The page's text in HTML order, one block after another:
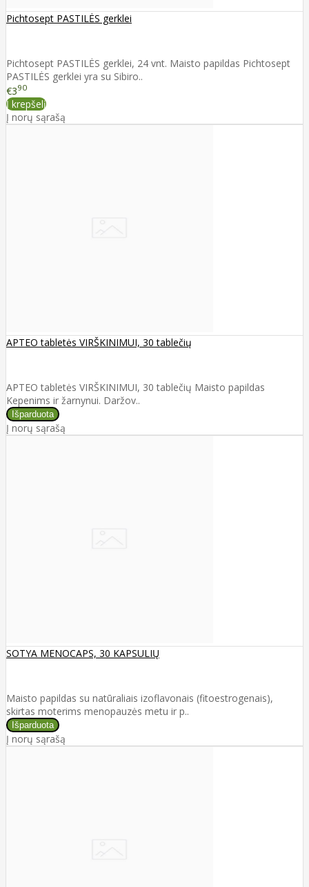
Pichtosept PASTILĖS gerklei
Pichtosept PASTILĖS gerklei, 24 vnt. Maisto papildas Pichtosept
PASTILĖS gerklei yra su Sibiro..
€390
Į krepšelį
Į norų sąrašą
APTEO tabletės VIRŠKINIMUI, 30 tablečių
APTEO tabletės VIRŠKINIMUI, 30 tablečių Maisto papildas
Kepenims ir žarnynui. Daržov..
Į norų sąrašą
SOTYA MENOCAPS, 30 KAPSULIŲ
Maisto papildas su natūraliais izoflavonais (fitoestrogenais),
skirtas moterims menopauzės metu ir p..
Į norų sąrašą